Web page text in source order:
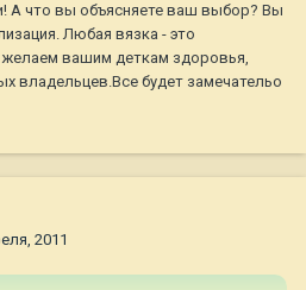
А что вы объясняете ваш выбор? Вы
Любая вязка - это
вашим деткам здоровья,
владельцев.Все будет замечательо
2011